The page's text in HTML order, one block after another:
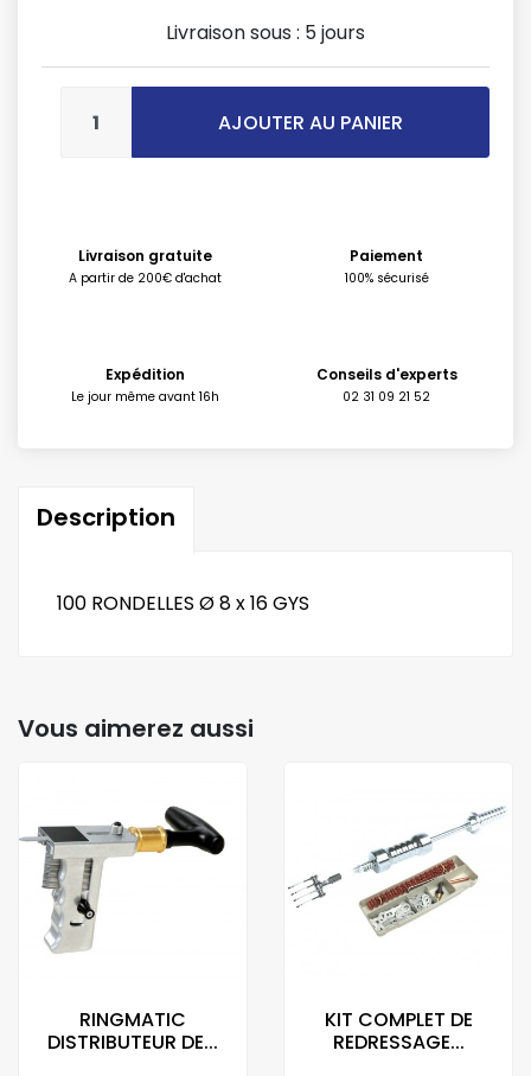
Livraison sous : 5 jours
AJOUTER AU PANIER
Livraison gratuite
A partir de 200€ d'achat
Paiement
100% sécurisé
Expédition
Le jour même avant 16h
Conseils d'experts
02 31 09 21 52
Description
100 RONDELLES Ø 8 x 16 GYS
Vous aimerez aussi
RINGMATIC
DISTRIBUTEUR DE...
KIT COMPLET DE
REDRESSAGE...